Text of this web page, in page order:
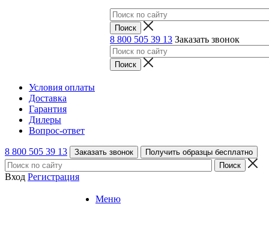
8 800 505 39 13 Заказать звонок
Условия оплаты
Доставка
Гарантия
Дилеры
Вопрос-ответ
8 800 505 39 13 Заказать звонок Получить образцы бесплатно
Вход Регистрация
Меню